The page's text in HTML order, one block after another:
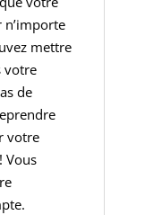
mettre
votre
de
votre
Vous